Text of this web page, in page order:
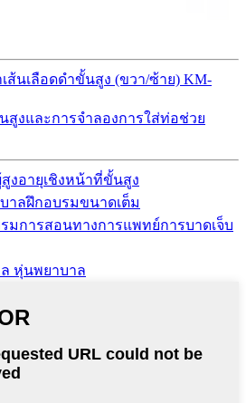
ส้นเลือดดำขั้นสูง (ขวา/ซ้าย) KM-
นสูงและการจำลองการใส่ท่อช่วย
งอายุเชิงหน้าที่ขั้นสูง
าลฝึกอบรมขนาดเต็ม
มการสอนทางการแพทย์การบาดเจ็บ
หุ่นพยาบาล